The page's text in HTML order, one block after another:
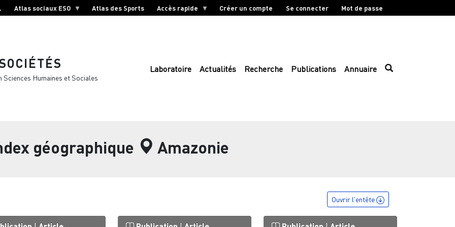
Atlas sociaux ESO Atlas des Sports Accès rapide Créer un compte Se connecter Mot de passe
Humaines et Sociales
Laboratoire Actualités Recherche Publications Annuaire
géographique Amazonie
Ouvrir l'entête